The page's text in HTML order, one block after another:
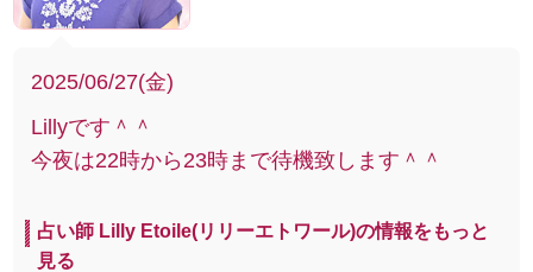
2025/06/27(金)
Lillyです＾＾
今夜は22時から23時まで待機致します＾＾
占い師 Lilly Etoile(リリーエトワール)の情報をもっと
見る